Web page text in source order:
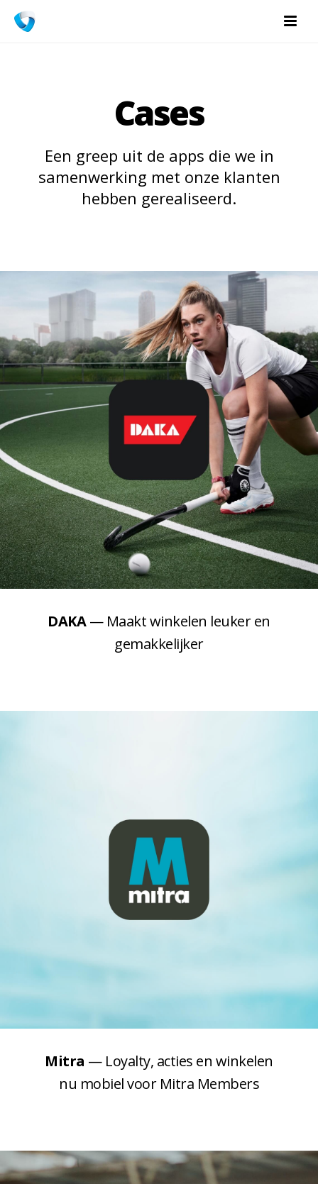
Cases
Een greep uit de apps die we in
samenwerking met onze klanten
hebben gerealiseerd.
DAKA— Maakt winkelen leuker en
gemakkelijker
Mitra — Loyalty, acties en winkelen
nu mobiel voor Mitra Members